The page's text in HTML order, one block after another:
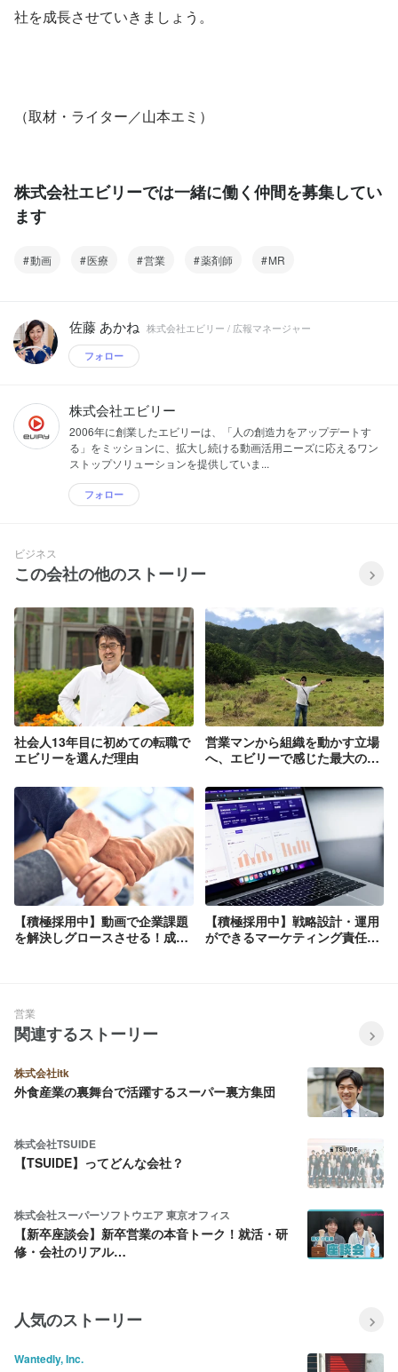
社を成長させていきましょう。
（取材・ライター／山本エミ）
株式会社エビリーでは一緒に働く仲間を募集してい
ます
動画 医療 営業 薬剤師 MR
佐藤 あかね 株式会社エビリー / 広報マネージャー
フォロー
株式会社エビリー
2006年に創業したエビリーは、「人の創造力をアップデートす
る」をミッションに、拡大し続ける動画活用ニーズに応えるワン
ストップソリューションを提供していま...
フォロー
ビジネス
この会社の他のストーリー
社会人13年目に初めての転職で
エビリーを選んだ理由
営業マンから組織を動かす立場
へ、エビリーで感じた最大の魅
【積極採用中】動画で企業課題
を解決しグロースさせる！成功
【積極採用中】戦略設計・運用
ができるマーケティング責任者
営業
関連するストーリー
株式会社itk
外食産業の裏舞台で活躍するスーパー裏方集団
株式会社TSUIDE
【TSUIDE】ってどんな会社？
株式会社スーパーソフトウエア 東京オフィス
【新卒座談会】新卒営業の本音トーク！就活・研
修・会社のリアル…
人気のストーリー
Wantedly, Inc.